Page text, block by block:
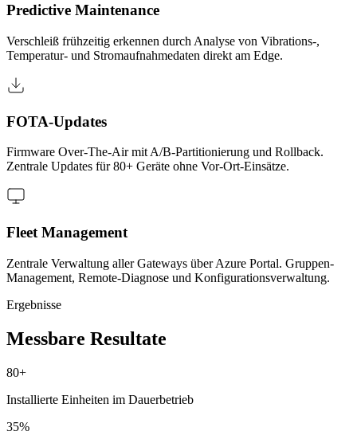
Predictive Maintenance
Verschleiß frühzeitig erkennen durch Analyse von Vibrations-,
Temperatur- und Stromaufnahmedaten direkt am Edge.
FOTA-Updates
Firmware Over-The-Air mit A/B-Partitionierung und Rollback.
Zentrale Updates für 80+ Geräte ohne Vor-Ort-Einsätze.
Fleet Management
Zentrale Verwaltung aller Gateways über Azure Portal. Gruppen-
Management, Remote-Diagnose und Konfigurationsverwaltung.
Ergebnisse
Messbare Resultate
80+
Installierte Einheiten im Dauerbetrieb
35%